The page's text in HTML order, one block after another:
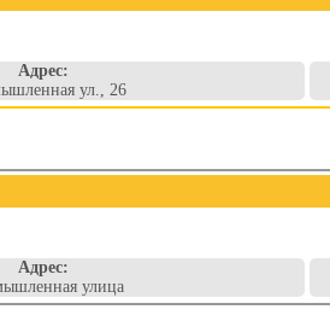
Адрес:
ул., 26
Адрес:
улица